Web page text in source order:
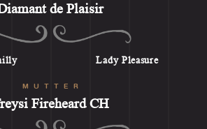
de Plaisir
Lady Pleasure
MUTTER
Fireheard CH